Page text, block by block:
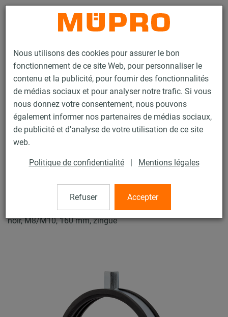
Nous utilisons des cookies pour assurer le bon
fonctionnement de ce site Web, pour personnaliser le
contenu et la publicité, pour fournir des fonctionnalités
de médias sociaux et pour analyser notre trafic. Si vous
nous donnez votre consentement, nous pouvons
également informer nos partenaires de médias sociaux,
de publicité et d'analyse de votre utilisation de ce site
web.
Politique de confidentialité | Mentions légales
Refuser Accepter
Contact
Produits Technique de fixation
Fixation de gaines
Colliers pour la fixation de gaines
Collier SPIRO Type C
Collier SPIRO Type C
Collier pour gaine de ventilation, Typ C DÄMMGULAST®
noir, M8/M10, 160 mm, zingué